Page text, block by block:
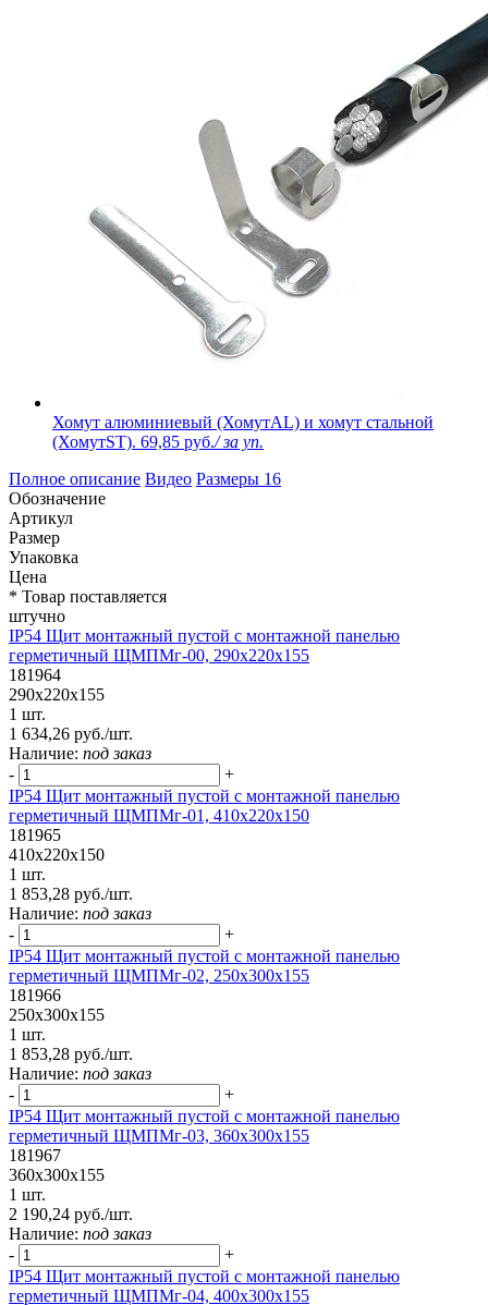
Хомут алюминиевый (ХомутAL) и хомут стальной
(ХомутST). 69,85 руб./ за уп.
Полное описание Видео Размеры 16
Обозначение
Артикул
Размер
Упаковка
Цена
* Товар поставляется
штучно
IP54 Щит монтажный пустой с монтажной панелью
герметичный ЩМПМг-00, 290х220х155
181964
290х220х155
1 шт.
1 634,26 руб./шт.
Наличие: под заказ
-
+
IP54 Щит монтажный пустой с монтажной панелью
герметичный ЩМПМг-01, 410х220х150
181965
410х220х150
1 шт.
1 853,28 руб./шт.
Наличие: под заказ
-
+
IP54 Щит монтажный пустой с монтажной панелью
герметичный ЩМПМг-02, 250х300х155
181966
250х300х155
1 шт.
1 853,28 руб./шт.
Наличие: под заказ
-
+
IP54 Щит монтажный пустой с монтажной панелью
герметичный ЩМПМг-03, 360х300х155
181967
360х300х155
1 шт.
2 190,24 руб./шт.
Наличие: под заказ
-
+
IP54 Щит монтажный пустой с монтажной панелью
герметичный ЩМПМг-04, 400х300х155